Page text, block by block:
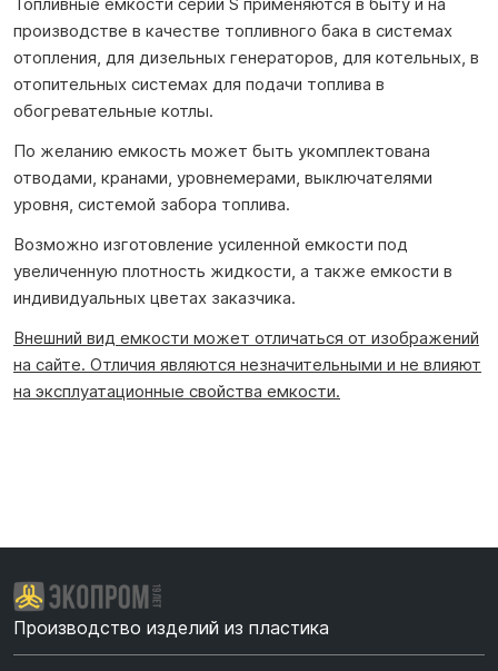
производстве в качестве топливного бака в системах
отопления, для дизельных генераторов, для котельных, в
отопительных системах для подачи топлива в
обогревательные котлы.
По желанию емкость может быть укомплектована
отводами, кранами, уровнемерами, выключателями
уровня, системой забора топлива.
Возможно изготовление усиленной емкости под
увеличенную плотность жидкости, а также емкости в
индивидуальных цветах заказчика.
Внешний вид емкости может отличаться от изображений
на сайте. Отличия являются незначительными и не влияют
на эксплуатационные свойства емкости.
Производство изделий из пластика